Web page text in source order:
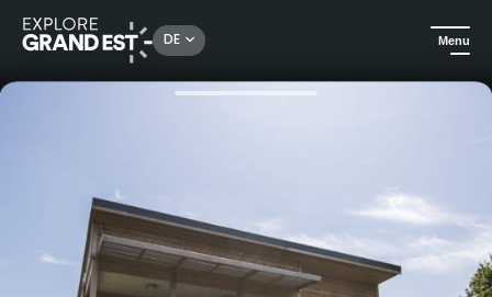
DE Menu
Sehenswertes in der Region Grand Est Camping und Unterkünfte in freier Natur